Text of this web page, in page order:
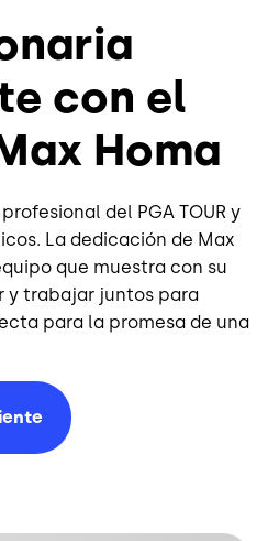
con el
Homa
del PGA TOUR y
La dedicación de Max
que muestra con su
y trabajar juntos para
para la promesa de una